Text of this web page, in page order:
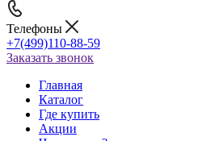
Телефоны
+7(499)110-88-59
Заказать звонок
Главная
Каталог
Где купить
Акции